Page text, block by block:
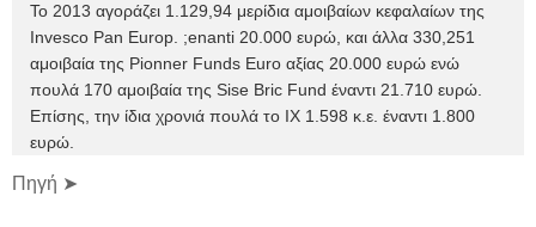
Το 2013 αγοράζει 1.129,94 μερίδια αμοιβαίων κεφαλαίων της
Invesco Pan Europ. ;enanti 20.000 ευρώ, και άλλα 330,251
αμοιβαία της Pionner Funds Euro αξίας 20.000 ευρώ ενώ
πουλά 170 αμοιβαία της Sise Bric Fund έναντι 21.710 ευρώ.
Επίσης, την ίδια χρονιά πουλά το ΙΧ 1.598 κ.ε. έναντι 1.800
ευρώ.
Πηγή ➤